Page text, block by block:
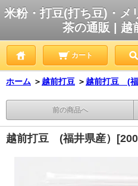
米粉・打豆(打ち豆)・メ
茶の通販 | 越
カート
ホーム ＞ 越前打豆 ＞ 越前打豆 (
前の商品へ
越前打豆 (福井県産）